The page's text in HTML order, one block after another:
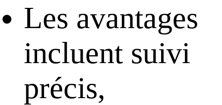
Les avantages
incluent suivi
précis,